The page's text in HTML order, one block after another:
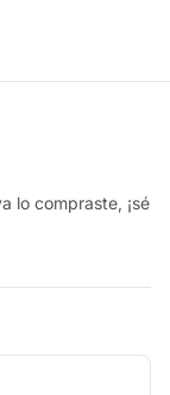
lo compraste, ¡sé